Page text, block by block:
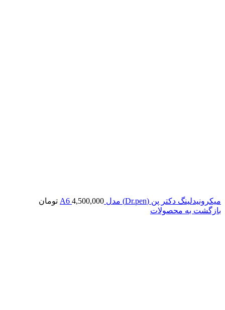
میکرونیدلینگ دکتر پن (Dr.pen) مدل A6 4,500,000
تومان
بازگشت به محصولات